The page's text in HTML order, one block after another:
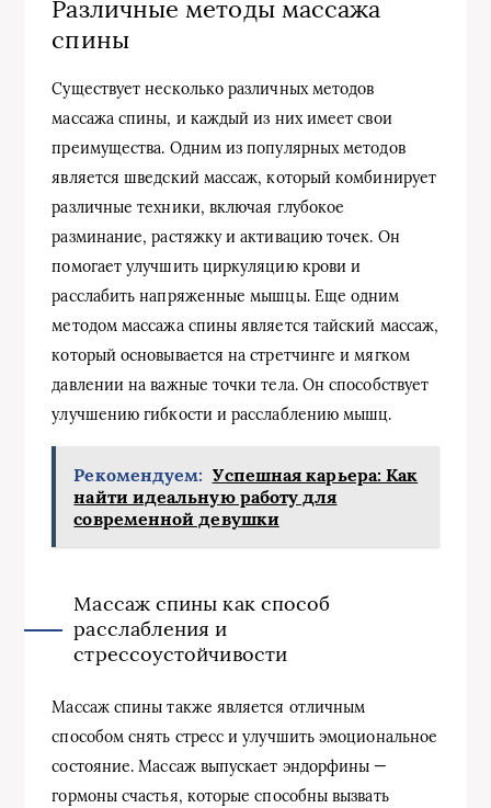
Различные методы массажа
спины
Существует несколько различных методов
массажа спины, и каждый из них имеет свои
преимущества. Одним из популярных методов
является шведский массаж, который комбинирует
различные техники, включая глубокое
разминание, растяжку и активацию точек. Он
помогает улучшить циркуляцию крови и
расслабить напряженные мышцы. Еще одним
методом массажа спины является тайский массаж,
который основывается на стретчинге и мягком
давлении на важные точки тела. Он способствует
улучшению гибкости и расслаблению мышц.
Рекомендуем: Успешная карьера: Как
найти идеальную работу для
современной девушки
Массаж спины как способ
расслабления и
стрессоустойчивости
Массаж спины также является отличным
способом снять стресс и улучшить эмоциональное
состояние. Массаж выпускает эндорфины —
гормоны счастья, которые способны вызвать